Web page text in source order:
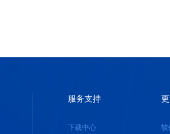
服务支持
下载中心
软